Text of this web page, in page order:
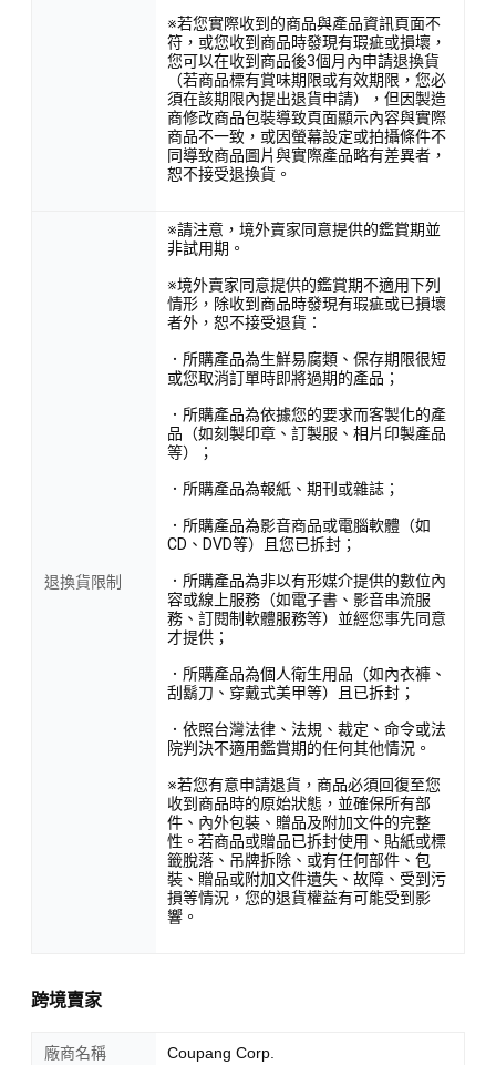
※若您實際收到的商品與產品資訊頁面不
符，或您收到商品時發現有瑕疵或損壞，
您可以在收到商品後3個月內申請退換貨
（若商品標有賞味期限或有效期限，您必
須在該期限內提出退貨申請），但因製造
商修改商品包裝導致頁面顯示內容與實際
商品不一致，或因螢幕設定或拍攝條件不
同導致商品圖片與實際產品略有差異者，
恕不接受退換貨。
退換貨限制
※請注意，境外賣家同意提供的鑑賞期並
非試用期。
※境外賣家同意提供的鑑賞期不適用下列
情形，除收到商品時發現有瑕疵或已損壞
者外，恕不接受退貨：
．所購產品為生鮮易腐類、保存期限很短
或您取消訂單時即將過期的產品；
．所購產品為依據您的要求而客製化的產
品（如刻製印章、訂製服、相片印製產品
等）；
．所購產品為報紙、期刊或雜誌；
．所購產品為影音商品或電腦軟體（如
CD、DVD等）且您已拆封；
．所購產品為非以有形媒介提供的數位內
容或線上服務（如電子書、影音串流服
務、訂閱制軟體服務等）並經您事先同意
才提供；
．所購產品為個人衛生用品（如內衣褲、
刮鬍刀、穿戴式美甲等）且已拆封；
．依照台灣法律、法規、裁定、命令或法
院判決不適用鑑賞期的任何其他情況。
※若您有意申請退貨，商品必須回復至您
收到商品時的原始狀態，並確保所有部
件、內外包裝、贈品及附加文件的完整
性。若商品或贈品已拆封使用、貼紙或標
籤脫落、吊牌拆除、或有任何部件、包
裝、贈品或附加文件遺失、故障、受到污
損等情況，您的退貨權益有可能受到影
響。
跨境賣家
廠商名稱 Coupang Corp.